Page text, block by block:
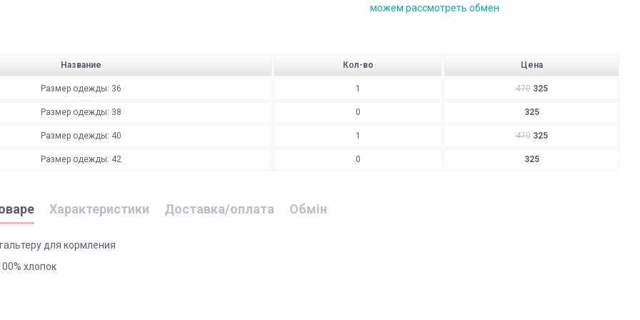
можем рассмотреть обмен
Название Кол-во Цена
Размер одежды: 36 1 470 325
Размер одежды: 38 0 325
Размер одежды: 40 1 470 325
Размер одежды: 42 0 325
Характеристики Доставка/оплата Обмін
для кормления
хлопок